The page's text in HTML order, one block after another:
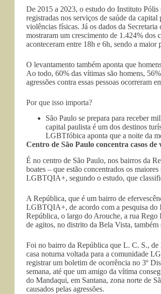
De 2015 a 2023, o estudo do Instituto
registradas nos serviços de saúde da
violências físicas. Já os dados da
mostraram um crescimento de 1.424% dos
aconteceram entre 18h e 6h, sendo a maior
O levantamento também aponta que
Ao todo, 60% das vítimas são homens,
agressões contra essas pessoas ocorreram
Por que isso importa?
São Paulo se prepara para receber
capital paulista é um dos destinos
LGBTfóbica aponta que a noite da
Centro de São Paulo concentra casos de
É no centro de São Paulo, nos bairros da
boates – que estão concentrados os
LGBTQIA+, segundo o estudo, que
A República, que é um bairro de
LGBTQIA+, de acordo com a pesquisa do
República, o largo do Arouche, a rua Rego
de agitos, no distrito da Bela Vista,
Foi no bairro da República que L. C. S., de
casa noturna voltada para a comunidade
registrar um boletim de ocorrência no 3º
semana, até que um amigo da vítima
do Mandaqui, em Santana, zona norte de
causados pelas agressões.